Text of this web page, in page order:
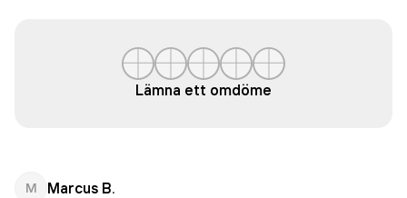
Lämna ett omdöme
M Marcus B.